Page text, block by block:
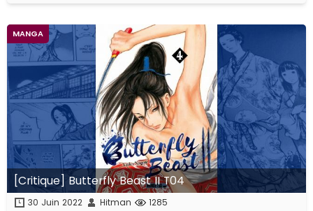
MANGA
[Critique] Butterfly Beast II T04
30 Juin 2022 Hitman 1285